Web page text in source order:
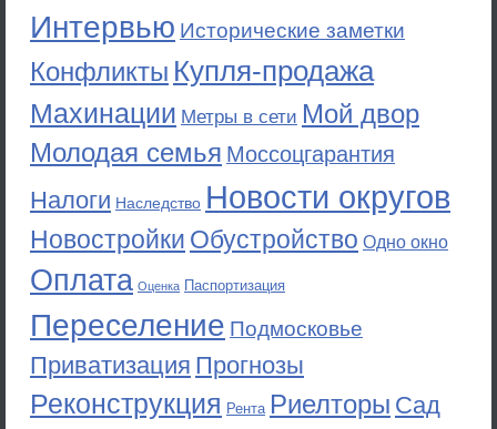
Интервью Исторические заметки
Конфликты Купля-продажа
Махинации Метры в сети Мой двор
Молодая семья Моссоцгарантия
Налоги Наследство Новости округов
Новостройки Обустройство Одно окно
Оплата Оценка Паспортизация
Переселение Подмосковье
Приватизация Прогнозы
Реконструкция Рента Риелторы Сад